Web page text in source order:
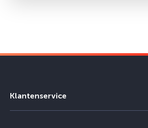
Klantenservice